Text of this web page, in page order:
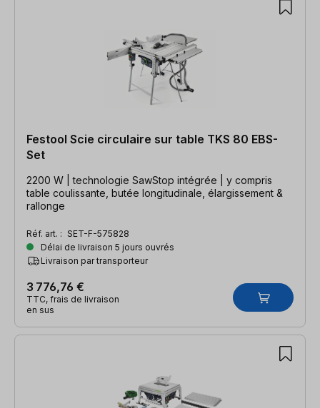
Festool Scie circulaire sur table TKS 80 EBS-
Set
2200 W | technologie SawStop intégrée | y compris
table coulissante, butée longitudinale, élargissement &
rallonge
Réf. art. : SET-F-575828
Délai de livraison 5 jours ouvrés
Livraison par transporteur
3 776,76 €
TTC, frais de livraison
en sus